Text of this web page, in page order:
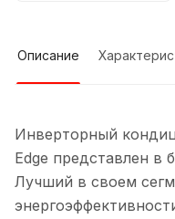
Описание
Инверторный
Edge представлен в
Лучший в своем